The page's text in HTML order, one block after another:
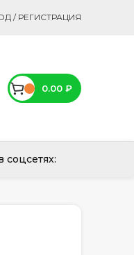
/ РЕГИСТРАЦИЯ
0.00 ₽
соцсетях: